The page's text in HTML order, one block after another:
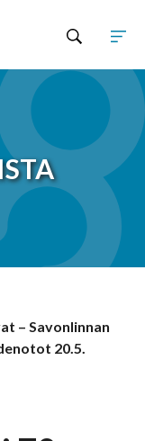
– Savonlinnan
20.5.